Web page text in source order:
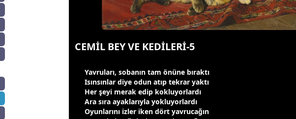
CEMİL BEY VE KEDİLERİ-5
Yavruları, sobanın tam önüne bıraktı
Isınsınlar diye odun atıp tekrar yaktı
Her şeyi merak edip kokluyorlardı
Ara sıra ayaklarıyla yokluyorlardı
Oyunlarını izler iken dört yavrucağın